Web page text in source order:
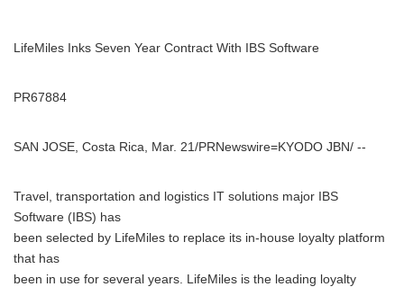
LifeMiles Inks Seven Year Contract With IBS Software
PR67884
SAN JOSE, Costa Rica, Mar. 21/PRNewswire=KYODO JBN/ --
Travel, transportation and logistics IT solutions major IBS
Software (IBS) has
been selected by LifeMiles to replace its in-house loyalty platform
that has
been in use for several years. LifeMiles is the leading loyalty